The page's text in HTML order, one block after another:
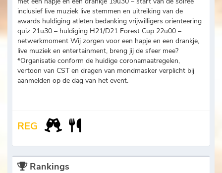
inclusief live muziek live stemmen en uitreiking van de
awards huldiging atleten bedanking vrijwilligers orienteering
quiz 21u30 – huldiging H21/D21 Forest Cup 22u00 –
netwerkmoment Wij zorgen voor een hapje en een drankje,
live muziek en entertainment, breng jij de sfeer mee?
*Organisatie conform de huidige coronamaatregelen,
vertoon van CST en dragen van mondmasker verplicht bij
aanmelden op de dag van het event.
REG
Rankings